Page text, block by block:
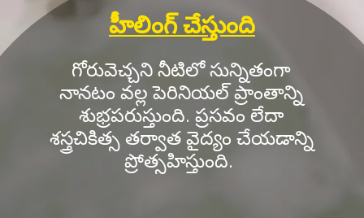
హీలింగ్ చేస్తుంది
గోరువెచ్చని నీటిలో సున్నితంగా
నానటం వల్ల పెరినియల్ ప్రాంతాన్ని
శుభ్రపరుస్తుంది. ప్రసవం లేదా
శస్త్రచికిత్స తర్వాత వైద్యం చేయడాన్ని
ప్రోత్సహిస్తుంది.